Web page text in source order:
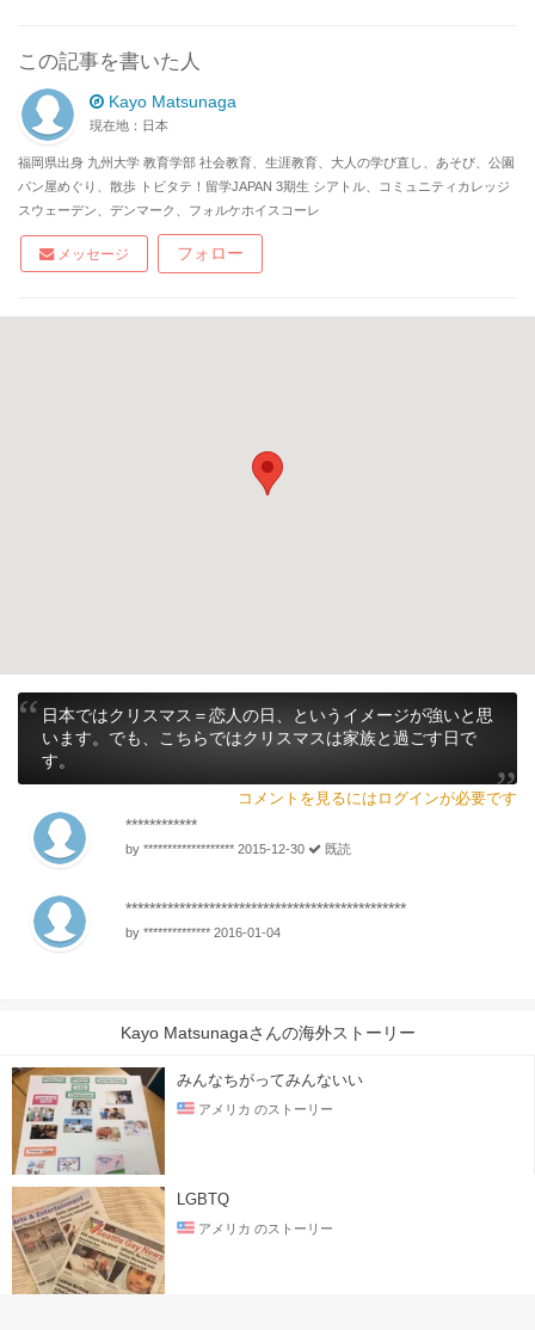
この記事を書いた人
Kayo Matsunaga
現在地：日本
福岡県出身 九州大学 教育学部 社会教育、生涯教育、大人の学び直し、あそび、公園
パン屋めぐり、散歩 トビタテ！留学JAPAN 3期生 シアトル、コミュニティカレッジ
スウェーデン、デンマーク、フォルケホイスコーレ
メッセージ フォロー
日本ではクリスマス＝恋人の日、というイメージが強いと思
います。でも、こちらではクリスマスは家族と過ごす日で
す。
コメントを見るにはログインが必要です
************
by ******************* 2015-12-30 既読
******************************​*****************
by ************** 2016-01-04
Kayo Matsunagaさんの海外ストーリー
みんなちがってみんないい
アメリカ のストーリー
LGBTQ
アメリカ のストーリー